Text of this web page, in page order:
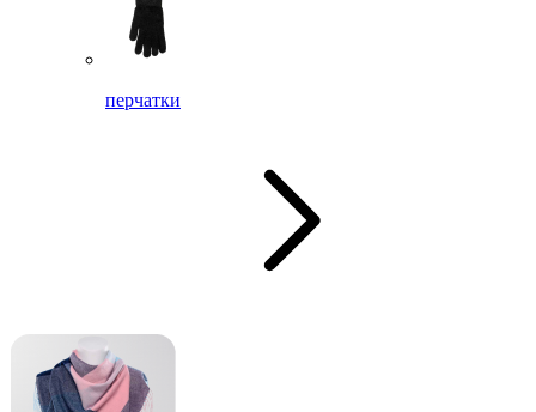
перчатки